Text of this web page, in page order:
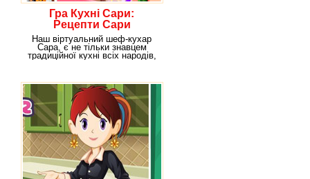
Гра Кухні Сари:
Рецепти Сари
Наш віртуальний шеф-кухар
Сара, є не тільки знавцем
традиційної кухні всіх народів,